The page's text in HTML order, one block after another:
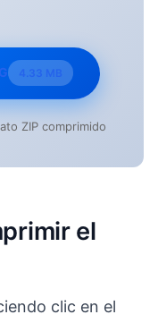
4.33 MB
ZIP comprimido
el
clic en el